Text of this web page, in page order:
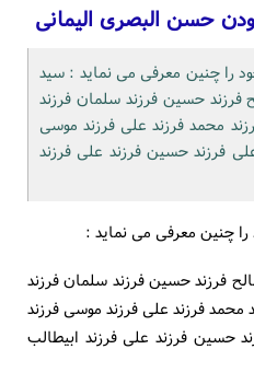
حسن البصری الیمانی
را چنین معرفی می نماید : سید
فرزند حسین فرزند سلمان فرزند
محمد فرزند علی فرزند موسی
فرزند حسین فرزند علی فرزند
چنین معرفی می نماید :
فرزند حسین فرزند سلمان فرزند
فرزند علی فرزند موسی فرزند
حسین فرزند علی فرزند ابیطالب